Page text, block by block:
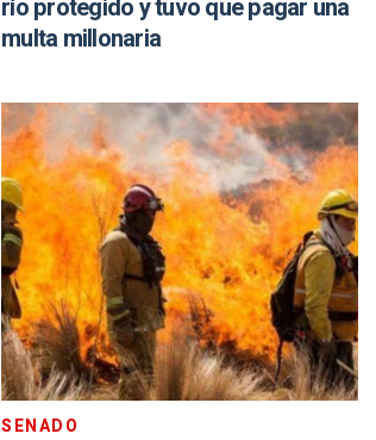
río protegido y tuvo que pagar una
multa millonaria
SENADO